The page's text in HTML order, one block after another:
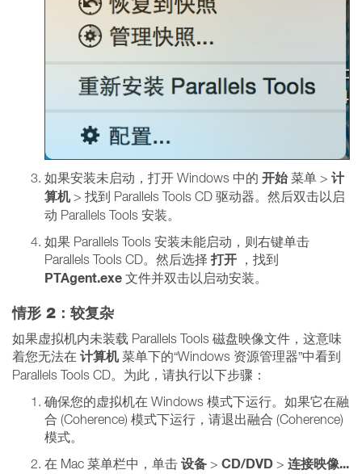
如果安装未启动，打开 Windows 中的 开始菜单 > 计
算机> 找到 Parallels Tools CD 驱动器。然后双击以启
动 Parallels Tools 安装。
如果 Parallels Tools 安装未能启动，则右键单击
Parallels Tools CD。然后选择 打开 ，找到
PTAgent.exe 文件并双击以启动安装。
情形 2：较复杂
如果虚拟机内未装载 Parallels Tools 磁盘映像文件，这意味
着您无法在 计算机菜单下的“Windows 资源管理器”中看到
Parallels Tools CD。为此，请执行以下步骤：
确保您的虚拟机在 Windows 模式下运行。如果它在融
合 (Coherence) 模式下运行，请退出融合 (Coherence)
模式。
在 Mac 菜单栏中，单击 设备 > CD/DVD > 连接映像...